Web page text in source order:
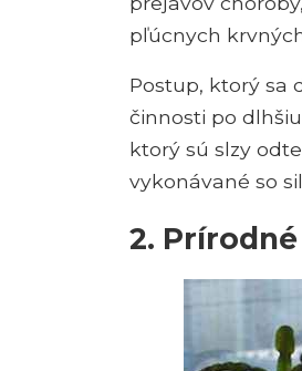
pľúcnych
Postup, ktorý sa
činnosti po
ktorý sú slzy
vykonávané so
2.